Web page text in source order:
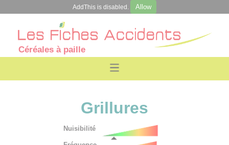
AddThis is disabled. Allow
Céréales à paille
Grillures
Nuisibilité